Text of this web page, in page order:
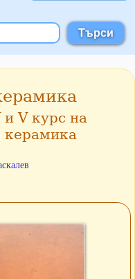
V курс на
керамика